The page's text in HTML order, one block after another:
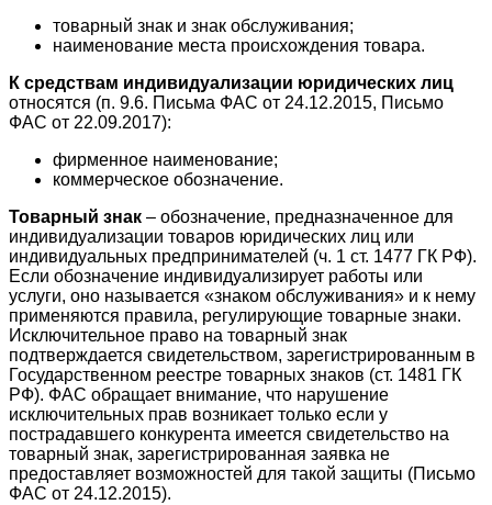
товарный знак и знак обслуживания;
наименование места происхождения товара.
К средствам индивидуализации юридических лиц
относятся (п. 9.6. Письма ФАС от 24.12.2015, Письмо
ФАС от 22.09.2017):
фирменное наименование;
коммерческое обозначение.
Товарный знак – обозначение, предназначенное для
индивидуализации товаров юридических лиц или
индивидуальных предпринимателей (ч. 1 ст. 1477 ГК РФ).
Если обозначение индивидуализирует работы или
услуги, оно называется «знаком обслуживания» и к нему
применяются правила, регулирующие товарные знаки.
Исключительное право на товарный знак
подтверждается свидетельством, зарегистрированным в
Государственном реестре товарных знаков (ст. 1481 ГК
РФ). ФАС обращает внимание, что нарушение
исключительных прав возникает только если у
пострадавшего конкурента имеется свидетельство на
товарный знак, зарегистрированная заявка не
предоставляет возможностей для такой защиты (Письмо
ФАС от 24.12.2015).